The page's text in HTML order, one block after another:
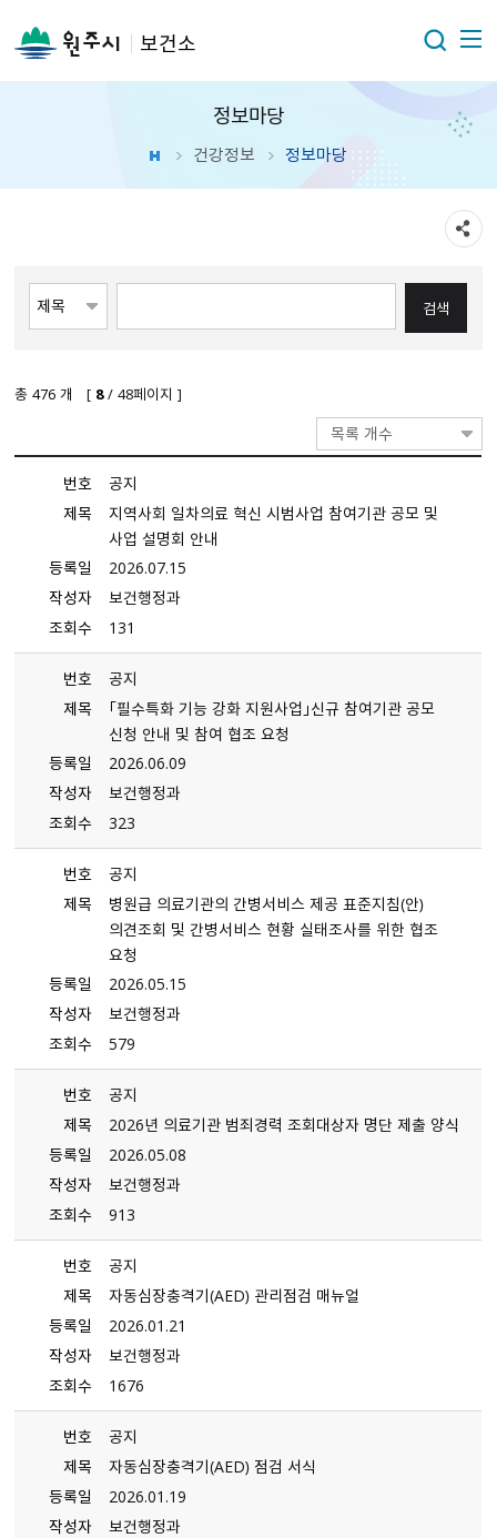
보건소
정보마당
건강정보 정보마당
총 476 개 [ 8/ 48페이지 ]
목록 개수
번호
공지
제목
지역사회 일차의료 혁신 시범사업 참여기관 공모 및
사업 설명회 안내
등록일
2026.07.15
작성자
보건행정과
조회수
131
번호
공지
제목
「필수특화 기능 강화 지원사업」신규 참여기관 공모
신청 안내 및 참여 협조 요청
등록일
2026.06.09
작성자
보건행정과
조회수
323
번호
공지
제목
병원급 의료기관의 간병서비스 제공 표준지침（안）
의견조회 및 간병서비스 현황 실태조사를 위한 협조
요청
등록일
2026.05.15
작성자
보건행정과
조회수
579
번호
공지
제목
2026년 의료기관 범죄경력 조회대상자 명단 제출 양식
등록일
2026.05.08
작성자
보건행정과
조회수
913
번호
공지
제목
자동심장충격기（AED） 관리점검 매뉴얼
등록일
2026.01.21
작성자
보건행정과
조회수
1676
번호
공지
제목
자동심장충격기（AED） 점검 서식
등록일
2026.01.19
작성자
보건행정과